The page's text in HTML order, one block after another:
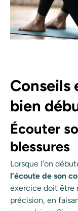
Conseils
bien
Écouter
blessures
Lorsque l’on
l’écoute de son
exercice doit être
précision, en